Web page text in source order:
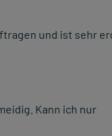
und ist sehr
Kann ich nur